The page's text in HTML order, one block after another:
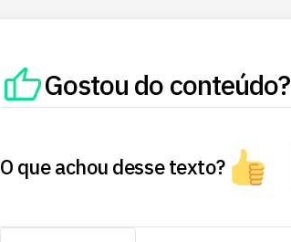
Gostou do conteúdo?
O que achou desse texto?